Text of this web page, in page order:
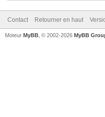
Contact Retourner en haut
Moteur MyBB , © 2002-2026 MyBB